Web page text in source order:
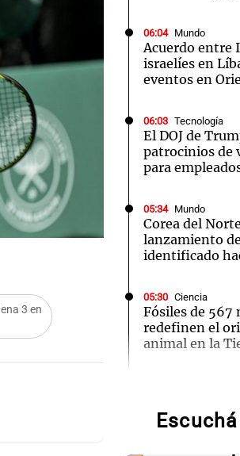
3 en
06:04 Mundo
Acuerdo entre
israelíes en
eventos en
06:03 Tecnología
El DOJ de
patrocinios de
para
05:34 Mundo
Corea del
lanzamiento
identificado
05:30 Ciencia
Fósiles de 567
redefinen el
animal en la
matemática
fórmula